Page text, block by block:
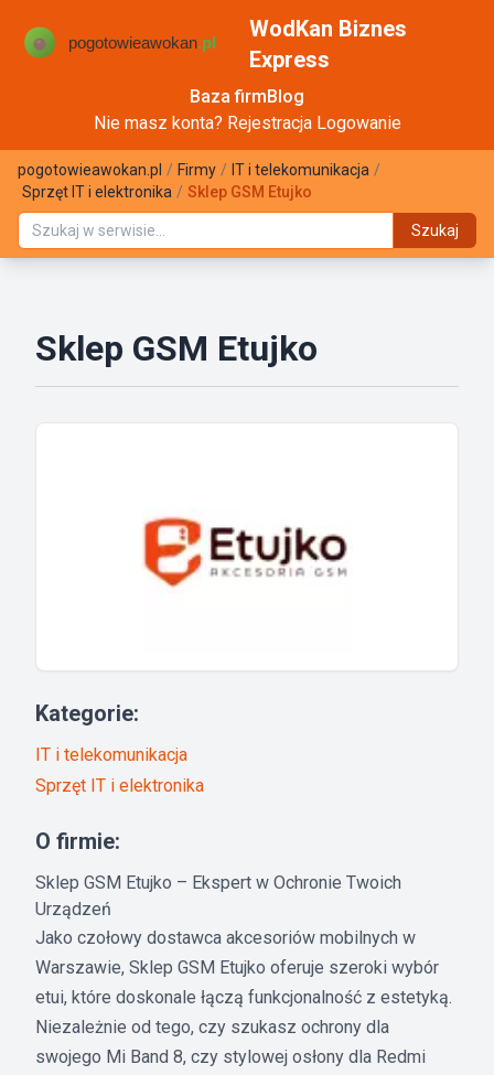
WodKan Biznes
Express
Baza firmBlog
Nie masz konta? Rejestracja Logowanie
pogotowieawokan.pl / Firmy / IT i telekomunikacja /
Sprzęt IT i elektronika / Sklep GSM Etujko
Szukaj
Sklep GSM Etujko
Kategorie:
IT i telekomunikacja
Sprzęt IT i elektronika
O firmie:
Sklep GSM Etujko – Ekspert w Ochronie Twoich
Urządzeń
Jako czołowy dostawca akcesoriów mobilnych w
Warszawie, Sklep GSM Etujko oferuje szeroki wybór
etui, które doskonale łączą funkcjonalność z estetyką.
Niezależnie od tego, czy szukasz ochrony dla
swojego Mi Band 8, czy stylowej osłony dla Redmi